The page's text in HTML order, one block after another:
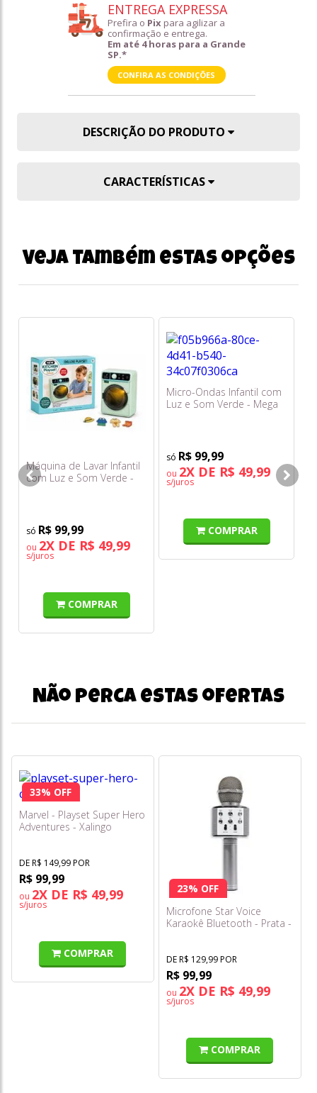
ENTREGA EXPRESSA
Prefira o Pix para agilizar a
confirmação e entrega.
Em até 4 horas para a Grande
SP.*
CONFIRA AS CONDIÇÕES
DESCRIÇÃO DO PRODUTO
CARACTERÍSTICAS
Veja também estas opções
Máquina de Lavar Infantil
com Luz e Som Verde -
Mega Toys
R$ 99,99
ou 2X DE R$ 49,99
s/juros
COMPRAR
Micro-Ondas Infantil com
Luz e Som Verde - Mega
R$ 99,99
ou 2X DE R$ 49,99
s/juros
COMPRAR
Não perca estas ofertas
33% OFF
Marvel - Playset Super Hero
Adventures - Xalingo
DE R$ 149,99 POR
R$ 99,99
ou 2X DE R$ 49,99
s/juros
COMPRAR
23% OFF
Microfone Star Voice
Karaokê Bluetooth - Prata -
DE R$ 129,99 POR
R$ 99,99
ou 2X DE R$ 49,99
s/juros
COMPRAR